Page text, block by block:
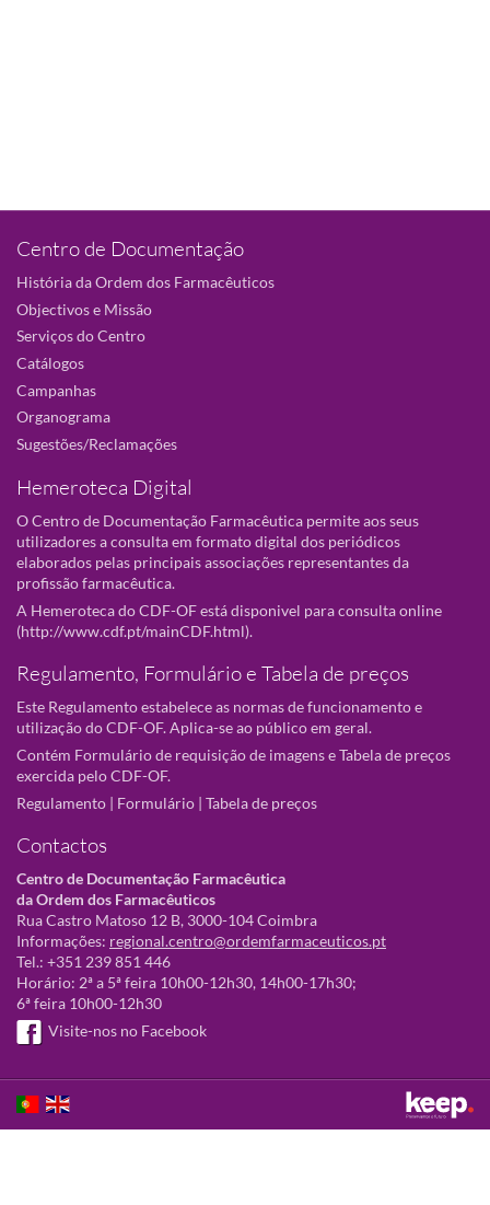
Centro de Documentação
História da Ordem dos Farmacêuticos
Objectivos e Missão
Serviços do Centro
Catálogos
Campanhas
Organograma
Sugestões/Reclamações
Hemeroteca Digital
O Centro de Documentação Farmacêutica permite aos seus
utilizadores a consulta em formato digital dos periódicos
elaborados pelas principais associações representantes da
profissão farmacêutica.
A Hemeroteca do CDF-OF está disponivel para consulta online
(http://www.cdf.pt/mainCDF.html).
Regulamento, Formulário e Tabela de preços
Este Regulamento estabelece as normas de funcionamento e
utilização do CDF-OF. Aplica-se ao público em geral.
Contém Formulário de requisição de imagens e Tabela de preços
exercida pelo CDF-OF.
Regulamento | Formulário | Tabela de preços
Contactos
Centro de Documentação Farmacêutica
da Ordem dos Farmacêuticos
Rua Castro Matoso 12 B, 3000-104 Coimbra
Informações: regional.centro@ordemfarmaceuticos.pt
Tel.: +351 239 851 446
Horário: 2ª a 5ª feira 10h00-12h30, 14h00-17h30;
6ª feira 10h00-12h30
Visite-nos no Facebook